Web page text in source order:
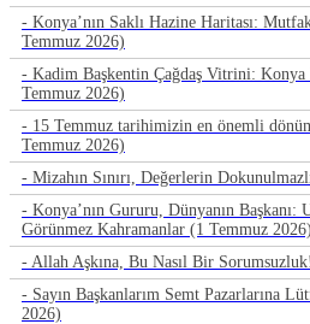
- Konya’nın Saklı Hazine Haritası:
Temmuz 2026)
- Kadim Başkentin Çağdaş Vitrini:
Temmuz 2026)
- 15 Temmuz tarihimizin en önemli
Temmuz 2026)
- Mizahın Sınırı, Değerlerin
- Konya’nın Gururu, Dünyanın
Görünmez Kahramanlar (1 Temmuz 2026)
- Allah Aşkına, Bu Nasıl Bir
- Sayın Başkanlarım Semt Pazarlarına
2026)